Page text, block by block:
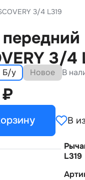
3/4 L319
3/4
Б/у Новое В
₽
В
L319